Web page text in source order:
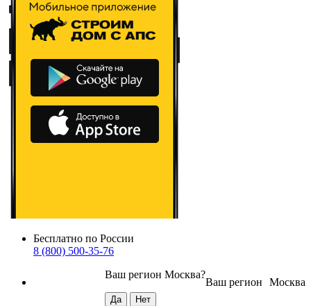
Бесплатно по России
8 (800) 500-35-76
Москва
Ваш регион
Ваш регион Москва?